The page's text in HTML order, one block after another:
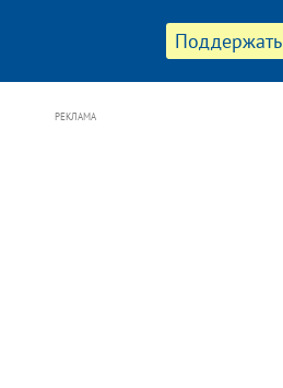
Поддержать
РЕКЛАМА